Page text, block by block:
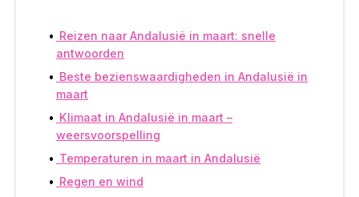
Reizen naar Andalusië in maart: snelle
antwoorden
Beste bezienswaardigheden in Andalusië in
maart
Klimaat in Andalusië in maart –
weersvoorspelling
Temperaturen in maart in Andalusië
Regen en wind